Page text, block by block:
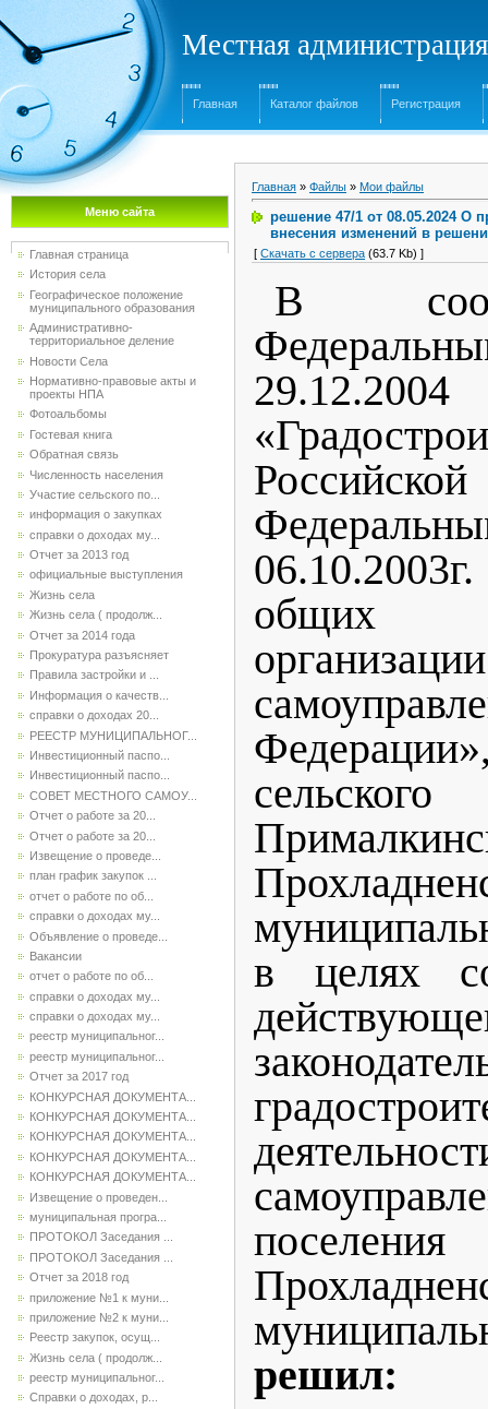
Местная
Главная Каталог файлов Регистрация
Меню сайта
Главная страница
История села
Географическое положение
муниципального образования
Административно-
территориальное деление
Новости Села
Нормативно-правовые акты и
проекты НПА
Фотоальбомы
Гостевая книга
Обратная связь
Численность населения
Участие сельского по...
информация о закупках
справки о доходах му...
Отчет за 2013 год
официальные выступления
Жизнь села
Жизнь села ( продолж...
Отчет за 2014 года
Прокуратура разъясняет
Правила застройки и ...
Информация о качеств...
справки о доходах 20...
РЕЕСТР МУНИЦИПАЛЬНОГ...
Инвестиционный паспо...
Инвестиционный паспо...
СОВЕТ МЕСТНОГО САМОУ...
Отчет о работе за 20...
Отчет о работе за 20...
Извещение о проведе...
план график закупок ...
отчет о работе по об...
справки о доходах му...
Объявление о проведе...
Вакансии
отчет о работе по об...
справки о доходах му...
справки о доходах му...
реестр муниципальног...
реестр муниципальног...
Отчет за 2017 год
КОНКУРСНАЯ ДОКУМЕНТА...
КОНКУРСНАЯ ДОКУМЕНТА...
КОНКУРСНАЯ ДОКУМЕНТА...
КОНКУРСНАЯ ДОКУМЕНТА...
КОНКУРСНАЯ ДОКУМЕНТА...
Извещение о проведен...
муниципальная програ...
ПРОТОКОЛ Заседания ...
ПРОТОКОЛ Заседания ...
Отчет за 2018 год
приложение №1 к муни...
приложение №2 к муни...
Реестр закупок, осущ...
Жизнь села ( продолж...
реестр муниципальног...
Справки о доходах, р...
Главная » Файлы » Мои файлы
решение 47/1 от 08.05.2024 О
внесения изменений в
[ Скачать с сервера (63.7 Kb) ]
В
общих
в целях
решил: